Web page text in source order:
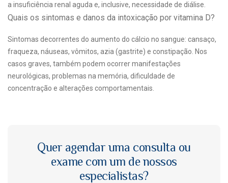
a insuficiência renal aguda e, inclusive, necessidade de diálise.
Quais os sintomas e danos da intoxicação por vitamina D?
Sintomas decorrentes do aumento do cálcio no sangue: cansaço,
fraqueza, náuseas, vômitos, azia (gastrite) e constipação. Nos
casos graves, também podem ocorrer manifestações
neurológicas, problemas na memória, dificuldade de
concentração e alterações comportamentais.
Quer agendar uma consulta ou
exame com um de nossos
especialistas?